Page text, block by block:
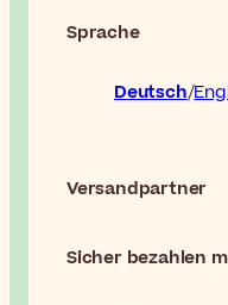
Sprache
Deutsch
Versandpartner
Sicher bezahlen